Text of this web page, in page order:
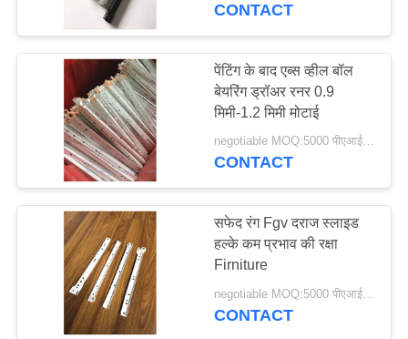
CONTACT
पेंटिंग के बाद एब्स व्हील बॉल
बेयरिंग ड्रॉअर रनर 0.9
मिमी-1.2 मिमी मोटाई
negotiable MOQ:5000 पीएआईआर
CONTACT
सफेद रंग Fgv दराज स्लाइड
हल्के कम प्रभाव की रक्षा
Firniture
CONTACT